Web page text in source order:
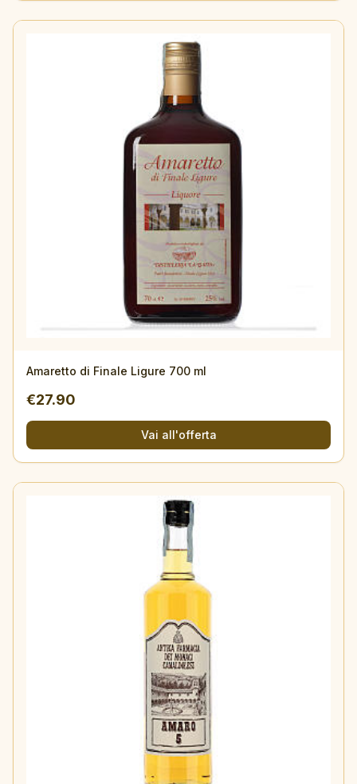
Amaretto di Finale Ligure 700 ml
€27.90
Vai all'offerta